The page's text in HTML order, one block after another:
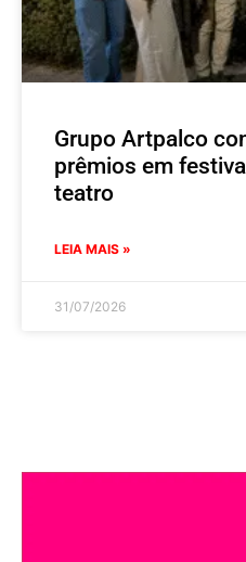
Grupo Artpalco
prêmios em
teatro
LEIA MAIS »
31/07/2026